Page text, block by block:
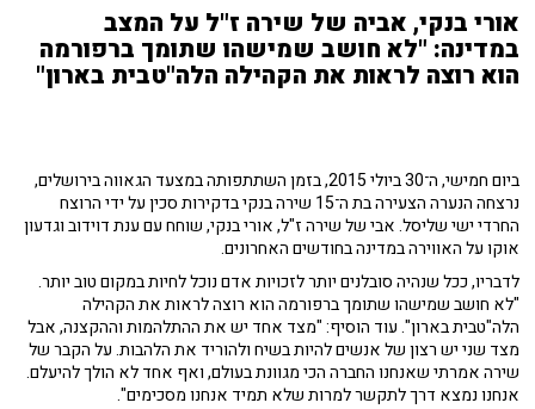
אורי בנקי, אביה של שירה ז"ל על המצב
במדינה: "לא חושב שמישהו שתומך ברפורמה
הוא רוצה לראות את הקהילה הלה"טבית בארון"
ביום חמישי, ה־30 ביולי 2015, בזמן השתתפותה במצעד הגאווה בירושלים,
נרצחה הנערה הצעירה בת ה־15 שירה בנקי בדקירות סכין על ידי הרוצח
החרדי ישי שליסל. אבי של שירה ז"ל, אורי בנקי, שוחח עם ענת דוידוב וגדעון
אוקו על האווירה במדינה בחודשים האחרונים.
לדבריו, ככל שנהיה סובלנים יותר לזכויות אדם נוכל לחיות במקום טוב יותר.
"לא חושב שמישהו שתומך ברפורמה הוא רוצה לראות את הקהילה
הלה"טבית בארון". עוד הוסיף: "מצד אחד יש את ההתלהמות וההקצנה, אבל
מצד שני יש רצון של אנשים להיות בשיח ולהוריד את הלהבות. על הקבר של
שירה אמרתי שאנחנו החברה הכי מגוונת בעולם, ואף אחד לא הולך להיעלם.
אנחנו נמצא דרך לתקשר למרות שלא תמיד אנחנו מסכימים".